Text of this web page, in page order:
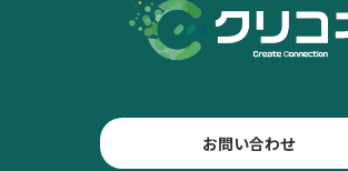
お問い合わせ